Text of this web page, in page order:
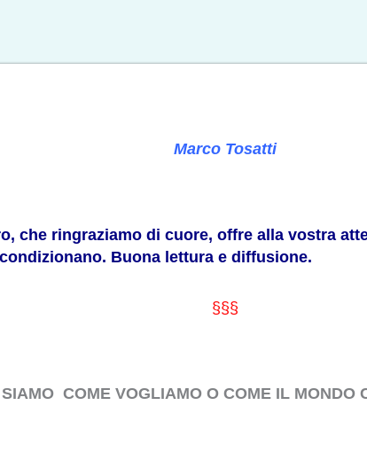
Marco Tosatti
che ringraziamo di cuore, offre alla vostra
Buona lettura e diffusione.
§§§
SIAMO COME VOGLIAMO O COME IL MONDO